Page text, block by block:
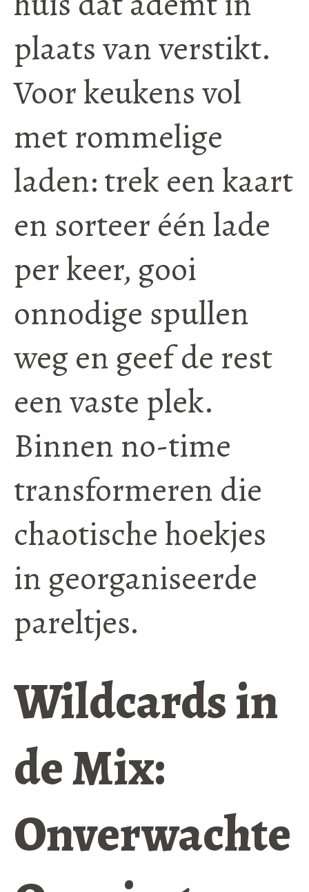
plaats van verstikt.
Voor keukens vol
met rommelige
laden: trek een kaart
en sorteer één lade
per keer, gooi
onnodige spullen
weg en geef de rest
een vaste plek.
Binnen no-time
transformeren die
chaotische hoekjes
in georganiseerde
pareltjes.
Wildcards in
de Mix:
Onverwachte